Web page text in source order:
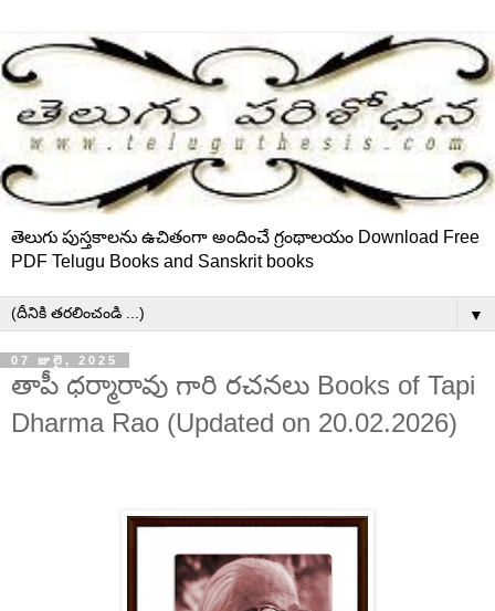
తెలుగు పుస్తకాలను ఉచితంగా అందించే గ్రంథాలయం Download Free
PDF Telugu Books and Sanskrit books
▼
07 జులై, 2025
తాపీ ధర్మారావు గారి రచనలు Books of Tapi
Dharma Rao (Updated on 20.02.2026)